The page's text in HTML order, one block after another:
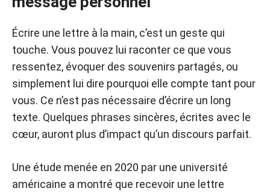
Écrire une lettre à la main, c’est un geste qui
touche. Vous pouvez lui raconter ce que vous
ressentez, évoquer des souvenirs partagés, ou
simplement lui dire pourquoi elle compte tant pour
vous. Ce n’est pas nécessaire d’écrire un long
texte. Quelques phrases sincères, écrites avec le
cœur, auront plus d’impact qu’un discours parfait.
Une étude menée en 2020 par une université
américaine a montré que recevoir une lettre